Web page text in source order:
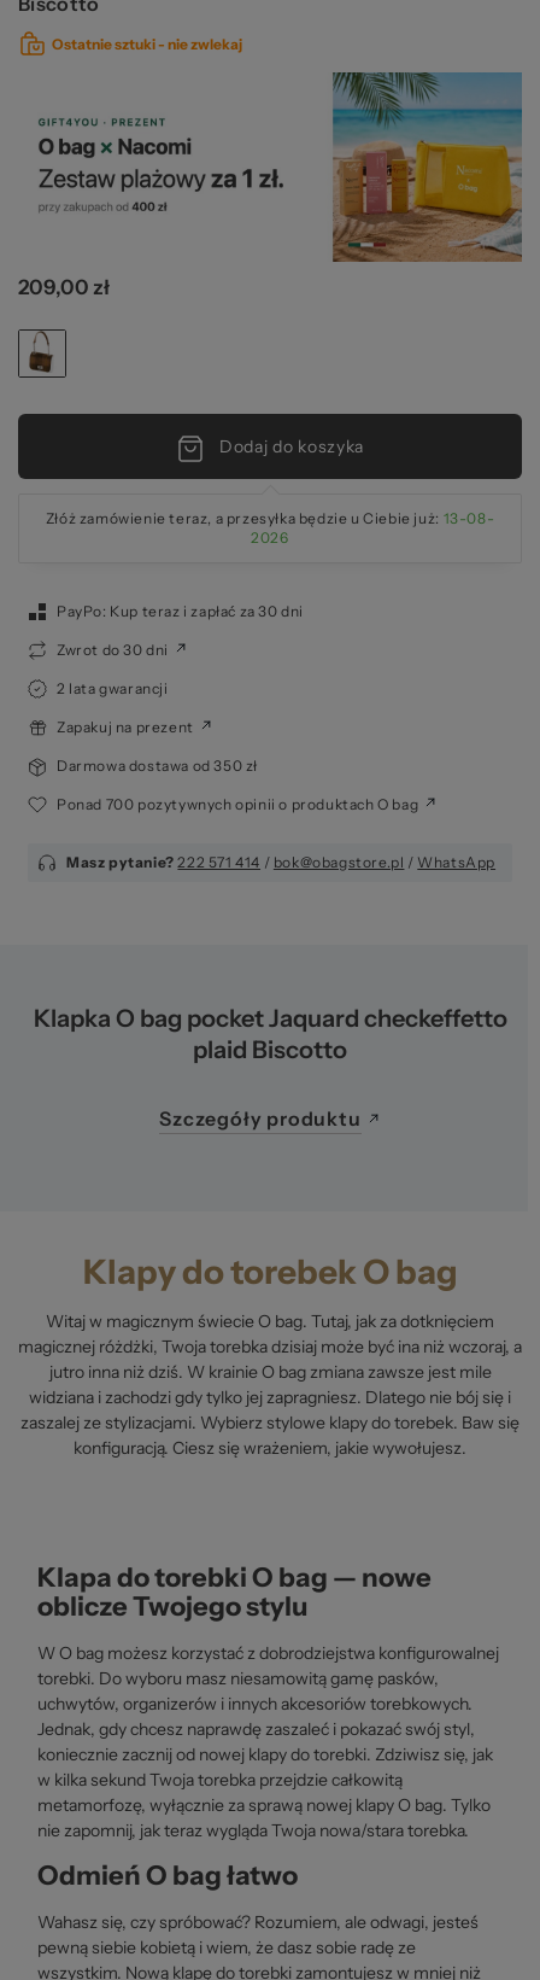
Ostatnie sztuki - nie zwlekaj
209,00 zł
Dodaj do koszyka
Złóż zamówienie teraz, a przesyłka będzie u Ciebie już: 13-08-
2026
PayPo: Kup teraz i zapłać za 30 dni
Zwrot do 30 dni
2 lata gwarancji
Zapakuj na prezent
Darmowa dostawa od 350 zł
Ponad 700 pozytywnych opinii o produktach O bag
Masz pytanie? 222 571 414 / bok@obagstore.pl / WhatsApp
Klapy do torebek O bag
Witaj w magicznym świecie O bag. Tutaj, jak za dotknięciem
magicznej różdżki, Twoja torebka dzisiaj może być ina niż wczoraj, a
jutro inna niż dziś. W krainie O bag zmiana zawsze jest mile
widziana i zachodzi gdy tylko jej zapragniesz. Dlatego nie bój się i
zaszalej ze stylizacjami. Wybierz stylowe klapy do torebek. Baw się
konfiguracją. Ciesz się wrażeniem, jakie wywołujesz.
Klapa do torebki O bag — nowe
oblicze Twojego stylu
W O bag możesz korzystać z dobrodziejstwa konfigurowalnej
torebki. Do wyboru masz niesamowitą gamę pasków,
uchwytów, organizerów i innych akcesoriów torebkowych.
Jednak, gdy chcesz naprawdę zaszaleć i pokazać swój styl,
koniecznie zacznij od nowej klapy do torebki. Zdziwisz się, jak
w kilka sekund Twoja torebka przejdzie całkowitą
metamorfozę, wyłącznie za sprawą nowej klapy O bag. Tylko
nie zapomnij, jak teraz wygląda Twoja nowa/stara torebka.
Odmień O bag łatwo
Wahasz się, czy spróbować? Rozumiem, ale odwagi, jesteś
pewną siebie kobietą i wiem, że dasz sobie radę ze
wszystkim. Nową klapę do torebki zamontujesz w mniej niż
Klapka O bag pocket Jaquard checkeffetto
plaid Biscotto
Szczegóły produktu